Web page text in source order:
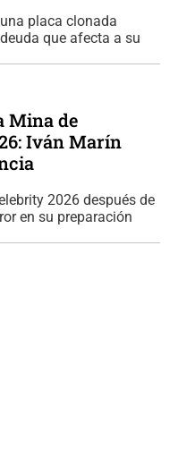
placa clonada
que afecta a su
Mina de
Iván Marín
2026 después de
en su preparación